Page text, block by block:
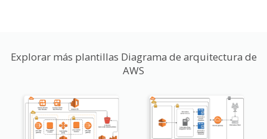
Explorar más plantillas Diagrama de arquitectura de
AWS